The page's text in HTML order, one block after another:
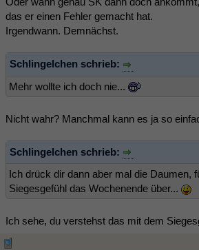
das er einen Fehler gemacht hat.
Irgendwann. Demnächst.
Schlingelchen schrieb:
Mehr wollte ich doch nie...
Nicht wahr? Manchmal kann es ja so
Schlingelchen schrieb:
Ich drück dir dann aber mal die Daumen,
Siegesgefühl das Wochenende über...
Ich sehe, du verstehst das mit dem